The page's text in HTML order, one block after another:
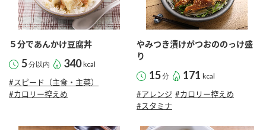
５分であんかけ豆腐丼
5分以内 340 kcal
#スピード（主食・主菜）
#カロリー控えめ
やみつき漬けがつおののっけ盛
り
15分 171 kcal
#アレンジ #カロリー控えめ
#スタミナ